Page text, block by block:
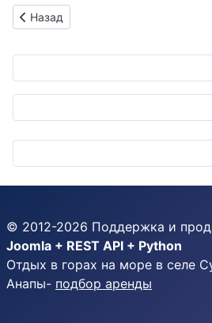
Предыдущий: Возвращение бойца:
Назад
© 2012-2026 Поддержка и
Joomla + REST API + Python
Отдых в горах на море в селе
Анапы- подбор аренды